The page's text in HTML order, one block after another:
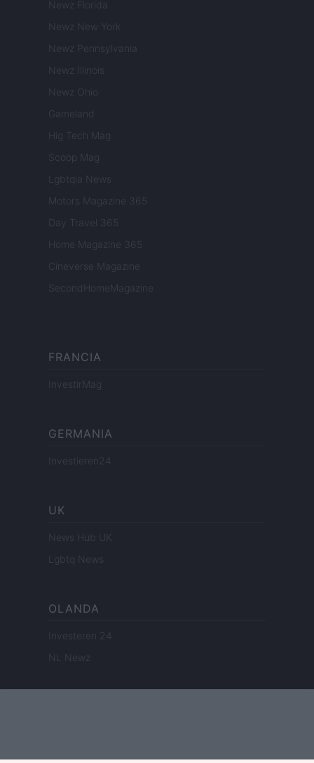
Newz Florida
Newz New York
Newz Pennsylvania
Newz Illinois
Newz Ohio
Gameland
Hig Tech Mag
Scoop Mag
Lgbtqia News
Motors Magazine 365
Day Travel 365
Home Magazine 365
Cineverse Magazine
SecondHomeMagazine
FRANCIA
InvestirMag
GERMANIA
Investieren24
UK
News Hub UK
Lgbtq News
OLANDA
Investeren 24
NL Newz